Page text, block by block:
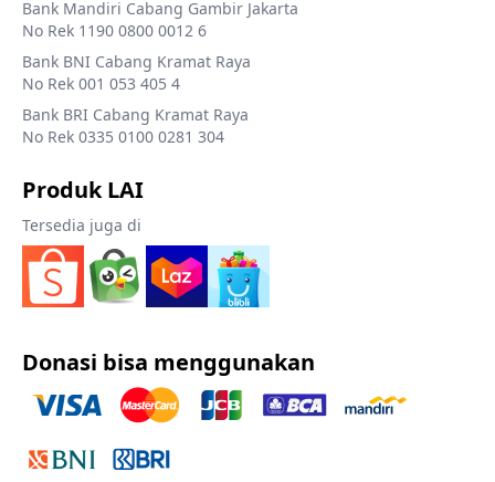
Bank Mandiri Cabang Gambir Jakarta
No Rek 1190 0800 0012 6
Bank BNI Cabang Kramat Raya
No Rek 001 053 405 4
Bank BRI Cabang Kramat Raya
No Rek 0335 0100 0281 304
Produk LAI
Tersedia juga di
Donasi bisa menggunakan